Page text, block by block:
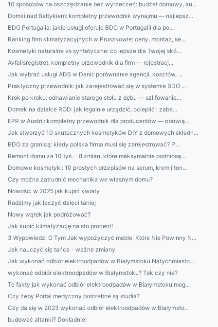
10 sposobów na oszczędzanie bez wyrzeczeń: budżet domowy, au...
Domki nad Bałtykiem: kompletny przewodnik wynajmu — najlepsz...
BDO Portugalia: jakie usługi oferuje BDO w Portugalii dla po...
Ranking firm klimatyzacyjnych w Pruszkowie: ceny, montaż, se...
Kosmetyki naturalne vs syntetyczne: co lepsze dla Twojej skó...
Avfallsregistret: kompletny przewodnik dla firm — rejestracj...
Jak wybrać usługi ADS w Danii: porównanie agencji, kosztów, ...
Praktyczny przewodnik: jak zarejestrować się w systemie BDO ...
Krok po kroku: odnawianie starego stołu z dębu — szlifowanie...
Domek na działce ROD: jak legalnie urządzić, ocieplić i zabe...
EPR w Austrii: kompletny przewodnik dla producentów — obowią...
Jak stworzyć 10 skutecznych kosmetyków DIY z domowych składn...
BDO za granicą: kiedy polska firma musi się zarejestrować? P...
Remont domu za 10 tys. - 8 zmian, które maksymalnie podniosą...
Domowe kosmetyki: 10 prostych przepisów na serum, krem i ton...
Czy można zatrudnić mechanika we własnym domu?
Nowości w 2025 jak kupić kwiaty
Radzimy jak leczyć dzieci taniej
Nowy wątek jak podróżować?
Jak kupić klimatyzację na sto procent!
3 Wypowiedzi O Tym Jak wypożyczyć meble, Które Nie Powinny N...
Jak nauczyć się tańca - ważne zmiany
Jak wykonać odbiór elektroodpadów w Białymstoku Natychmiasto...
wykonać odbiór elektroodpadów w Białymstoku? Tak czy nie?
Te fakty jak wykonać odbiór elektroodpadów w Białymstoku mog...
Czy żeby Portal medyczny potrzebne są studia?
Czy da się w 2023 wykonać odbiór elektroodpadów w Białymsto...
budować altanki? Dokładnie!